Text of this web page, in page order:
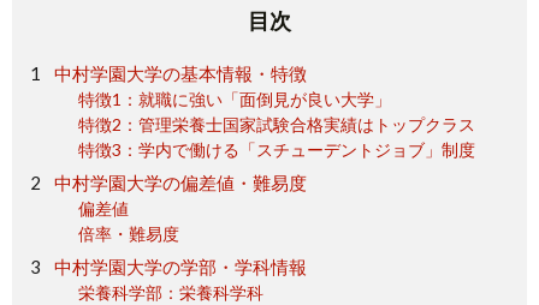
目次
中村学園大学の基本情報・特徴
特徴1：就職に強い「面倒見が良い大学」
特徴2：管理栄養士国家試験合格実績はトップクラス
特徴3：学内で働ける「スチューデントジョブ」制度
中村学園大学の偏差値・難易度
偏差値
倍率・難易度
中村学園大学の学部・学科情報
栄養科学部：栄養科学科